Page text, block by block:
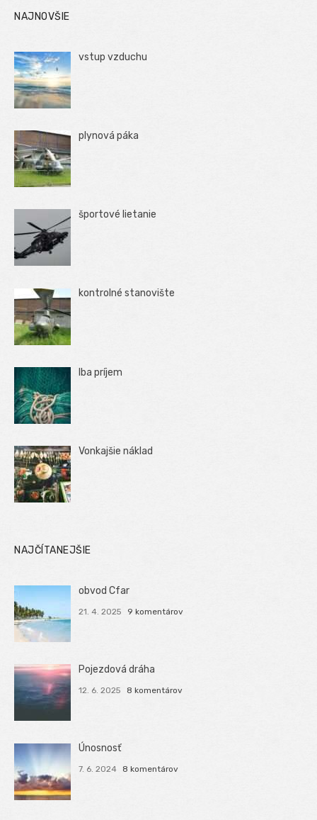
NAJNOVŠIE
vstup vzduchu
plynová páka
športové lietanie
kontrolné stanovište
Iba príjem
Vonkajšie náklad
NAJČÍTANEJŠIE
obvod Cfar
21. 4. 2025 9 komentárov
Pojezdová dráha
12. 6. 2025 8 komentárov
Únosnosť
7. 6. 2024 8 komentárov